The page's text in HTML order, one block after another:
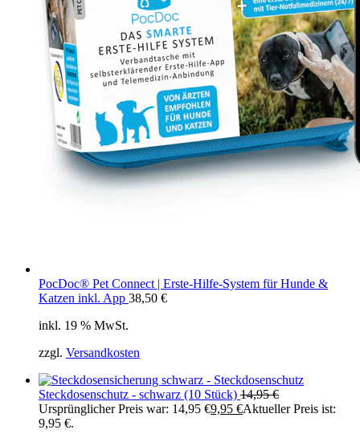
PocDoc® Pet Connect | Erste-Hilfe-System für Hunde &
Katzen inkl. App 38,50 €
inkl. 19 % MwSt.
zzgl. Versandkosten
Steckdosenschutz - schwarz (10 Stück) 14,95€
Ursprünglicher Preis war: 14,95 €9,95 €Aktueller Preis ist:
9,95 €.